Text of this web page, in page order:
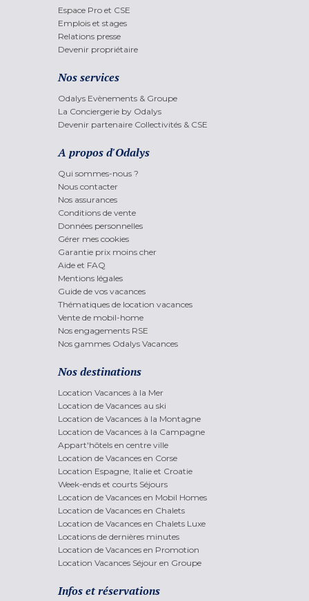
Espace Pro et CSE
Emplois et stages
Relations presse
Devenir propriétaire
Nos services
Odalys Evènements & Groupe
La Conciergerie by Odalys
Devenir partenaire Collectivités & CSE
A propos d'Odalys
Qui sommes-nous ?
Nous contacter
Nos assurances
Conditions de vente
Données personnelles
Gérer mes cookies
Garantie prix moins cher
Aide et FAQ
Mentions légales
Guide de vos vacances
Thématiques de location vacances
Vente de mobil-home
Nos engagements RSE
Nos gammes Odalys Vacances
Nos destinations
Location Vacances à la Mer
Location de Vacances au ski
Location de Vacances à la Montagne
Location de Vacances à la Campagne
Appart'hôtels en centre ville
Location de Vacances en Corse
Location Espagne, Italie et Croatie
Week-ends et courts Séjours
Location de Vacances en Mobil Homes
Location de Vacances en Chalets
Location de Vacances en Chalets Luxe
Locations de dernières minutes
Location de Vacances en Promotion
Location Vacances Séjour en Groupe
Infos et réservations